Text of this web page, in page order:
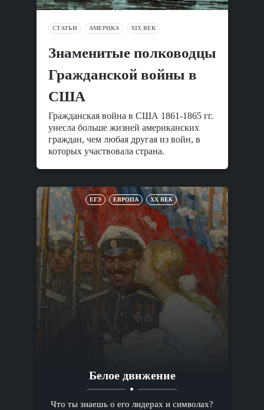
СТАТЬИ АМЕРИКА XIX ВЕК
Знаменитые полководцы
Гражданской войны в
США
Гражданская война в США 1861-1865 гг.
унесла больше жизней американских
граждан, чем любая другая из войн, в
которых участвовала страна.
ЕГЭ ЕВРОПА XX ВЕК
Белое движение
Что ты знаешь о его лидерах и символах?